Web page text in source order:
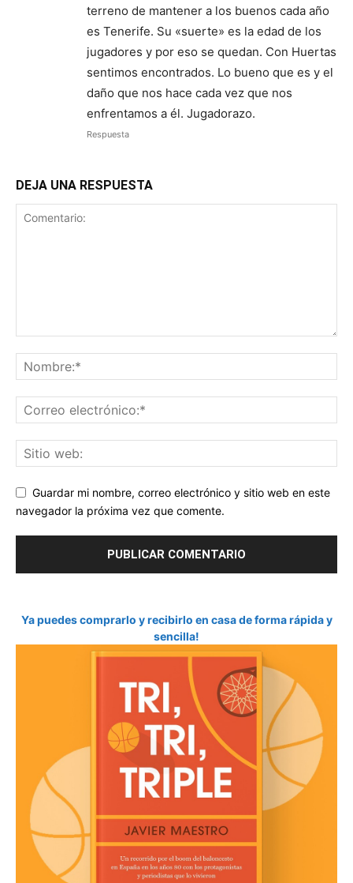
terreno de mantener a los buenos cada año
es Tenerife. Su «suerte» es la edad de los
jugadores y por eso se quedan. Con Huertas
sentimos encontrados. Lo bueno que es y el
daño que nos hace cada vez que nos
enfrentamos a él. Jugadorazo.
Respuesta
DEJA UNA RESPUESTA
Guardar mi nombre, correo electrónico y sitio web en este
navegador la próxima vez que comente.
Ya puedes comprarlo y recibirlo en casa de forma rápida y
sencilla!